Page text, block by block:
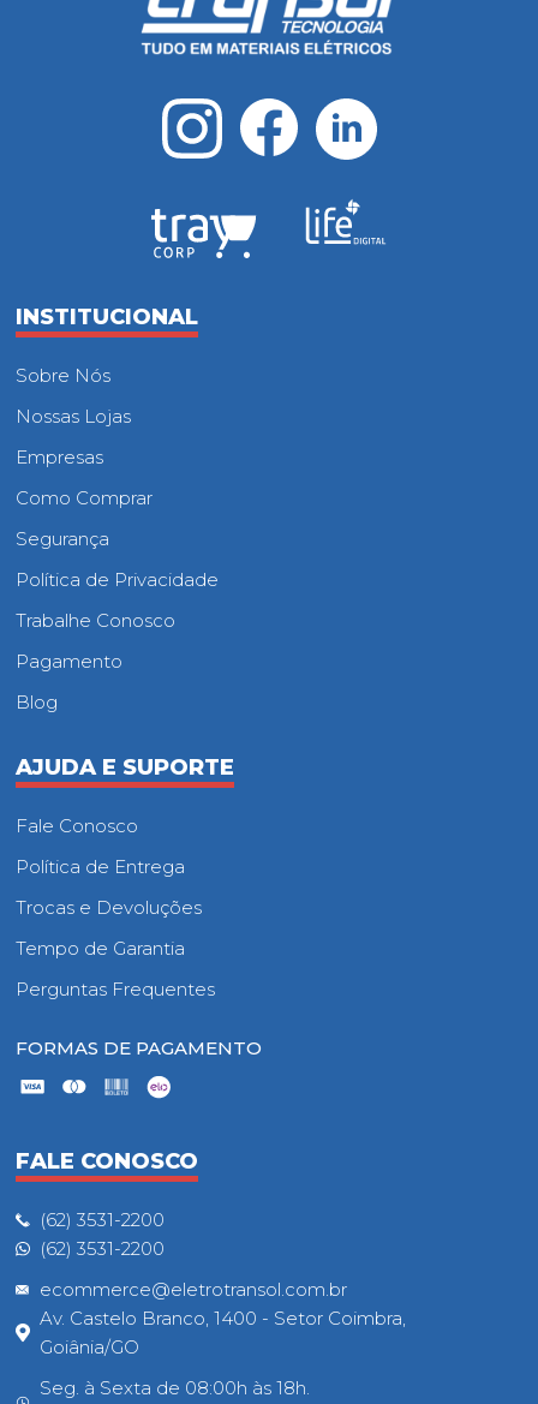
INSTITUCIONAL
Sobre Nós
Nossas Lojas
Empresas
Como Comprar
Segurança
Política de Privacidade
Trabalhe Conosco
Pagamento
Blog
AJUDA E SUPORTE
Fale Conosco
Política de Entrega
Trocas e Devoluções
Tempo de Garantia
Perguntas Frequentes
FORMAS DE PAGAMENTO
FALE CONOSCO
(62) 3531-2200
(62) 3531-2200
ecommerce@eletrotransol.com.br
Av. Castelo Branco, 1400 - Setor Coimbra,
Goiânia/GO
Seg. à Sexta de 08:00h às 18h.